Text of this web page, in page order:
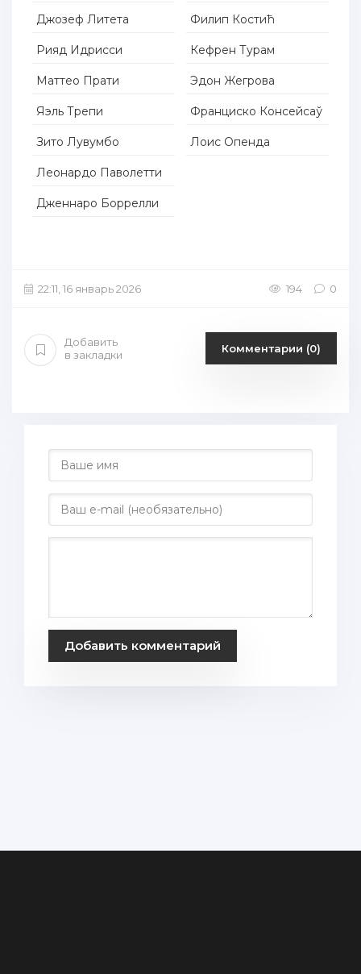
Джозеф Литета
Рияд Идрисси
Маттео Прати
Яэль Трепи
Зито Лувумбо
Леонардо Паволетти
Дженнаро Боррелли
Филип Костић
Кефрен Турам
Эдон Жегрова
Франциско Консейсаў
Лоис Опенда
22:11, 16 январь 2026 194 0
Добавить
в закладки
Комментарии (0)
Добавить комментарий